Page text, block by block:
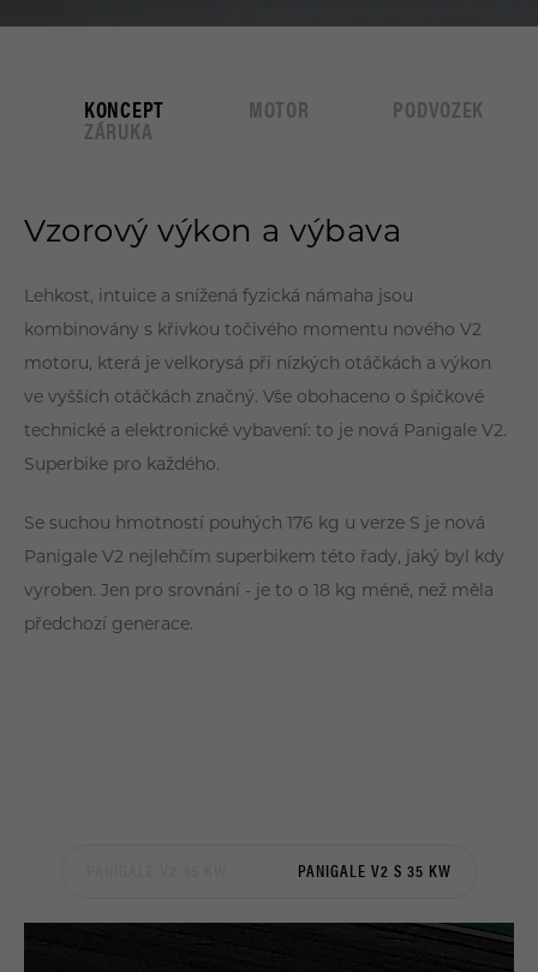
DESERTX
OFF-ROAD
E-MTB
KONCEPT MOTOR PODVOZEK
ZÁRUKA
Vzorový výkon a výbava
Lehkost, intuice a snížená fyzická námaha jsou
kombinovány s křivkou točivého momentu nového V2
motoru, která je velkorysá při nízkých otáčkách a výkon
ve vyšších otáčkách značný. Vše obohaceno o špičkové
technické a elektronické vybavení: to je nová Panigale V2.
Superbike pro každého.
Se suchou hmotností pouhých 176 kg u verze S je nová
Panigale V2 nejlehčím superbikem této řady, jaký byl kdy
vyroben. Jen pro srovnání - je to o 18 kg méně, než měla
předchozí generace.
PANIGALE V2 S 35 KW